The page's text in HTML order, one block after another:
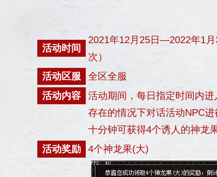
活动时间
2021年12月25日—2022年1
次）
活动区服
全区全服
活动内容
活动期间，每日指定时间内
存在的情况下对话活动NPC
十分钟可获得4个诱人的神龙
活动奖励
4个神龙果(大)